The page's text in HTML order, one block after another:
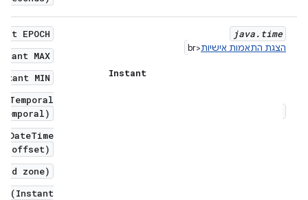
java. time
הצגת התאמות אישיות<br
Instant
EPOCH
MAX
MIN
temporal)
offset)
zone)